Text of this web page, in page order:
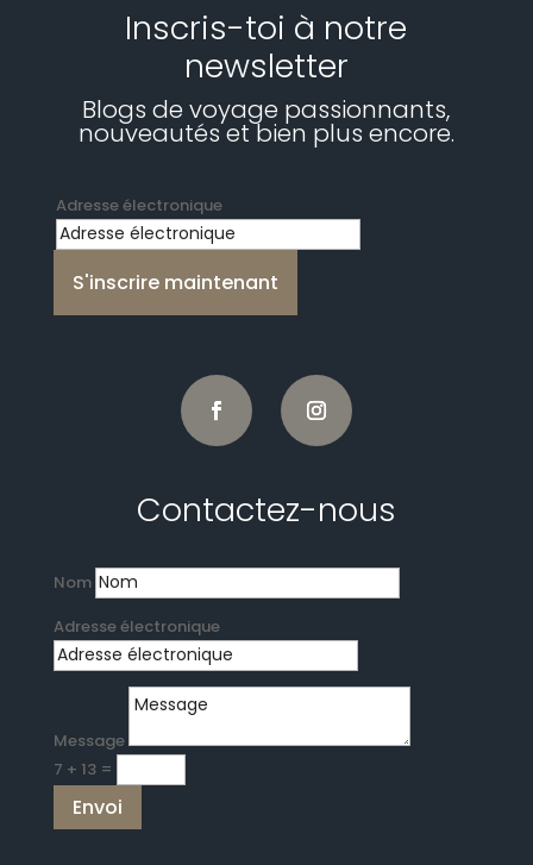
Inscris-toi à notre
newsletter
Blogs de voyage passionnants,
nouveautés et bien plus encore.
Adresse électronique
S'inscrire maintenant
Contactez-nous
Nom
Adresse électronique
Message
7 + 13=
Envoi